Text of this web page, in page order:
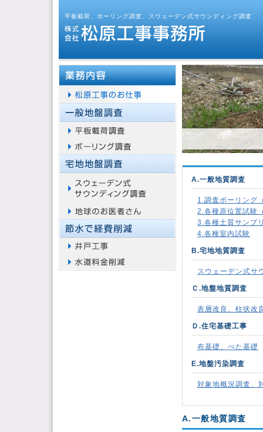
平板載荷、ボーリング調査、スウェーデン式サウンディング調査
A.一般地質調査
1.調査ボーリング
2.各種原位置試験
3.各種土質サンプ
4.各種室内試験
B.宅地地質調査
スウェーデン式サ
Ｃ.地盤地質調査
表層改良、柱状改
Ｄ.住宅基礎工事
布基礎、べた基礎
E.地盤汚染調査
対象地概況調査、
A.一般地質調査